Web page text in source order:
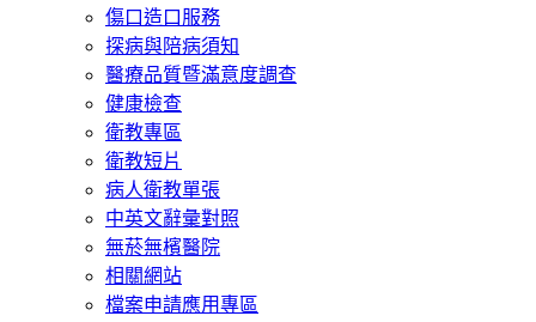
傷口造口服務
探病與陪病須知
醫療品質暨滿意度調查
健康檢查
衛教專區
衛教短片
病人衛教單張
中英文辭彙對照
無菸無檳醫院
相關網站
檔案申請應用專區